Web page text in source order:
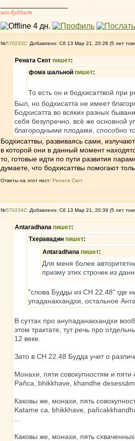
нео-буддист
№570233 Добавлено: Сб 13 Мар 21, 20:28 (5 лет
Рената Скот пишет:
фома шальной пишет:
То есть он и бодхисаттвой при
Был, но бодхисатта не имеет
Бодхисатта во всяких разных
себя безупречно, всё же основной
благородными плодами, способно
Бодхисаттвы, развиваясь сами,
в которой они в данный момент
то, готовые идти по пути развития
думаете, что бодхисаттвы помогают
Ответы на этот пост: Рената Скот
№570234 Добавлено: Сб 13 Мар 21, 20:39 (5 лет
Antaradhana пишет:
Тхеравадин пишет:
Antaradhana пишет:
Для меня более
призму этих строчек из
"слова Будды из СН 22.48" где
упаданакхандхи, остальное
В суттах про анупаданакхандхи
этом трактате, тут речь про
12 веке.
Зато в СН 22.48 Будда учит о
Монахи, пяти совокупностям и
Pañca, bhikkhave, khandhe
Каковы же, монахи, пять
Katame ca, bhikkhave,
Каковы же, монахи, пять